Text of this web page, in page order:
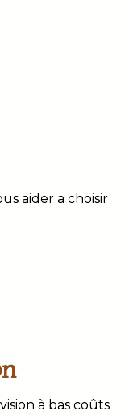
aider a choisir
à bas coûts